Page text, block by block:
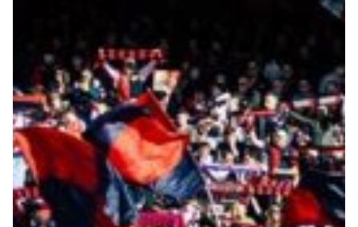
Mare
Accessori
Party
Outlet
Helan x Genoa